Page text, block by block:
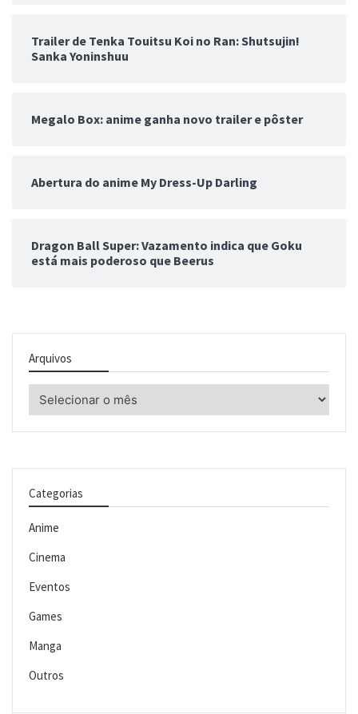
Trailer de Tenka Touitsu Koi no Ran: Shutsujin!
Sanka Yoninshuu
Megalo Box: anime ganha novo trailer e pôster
Abertura do anime My Dress-Up Darling
Dragon Ball Super: Vazamento indica que Goku
está mais poderoso que Beerus
Arquivos
Categorias
Anime
Cinema
Eventos
Games
Manga
Outros